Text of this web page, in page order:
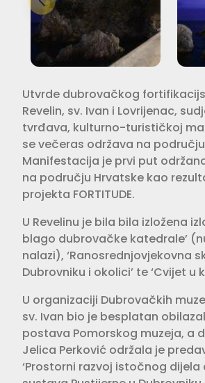
Utvrde dubrovačkog
Revelin, sv. Ivan i Lovrijenac,
tvrđava, kulturno-turističkoj
se večeras održava na
Manifestacija je prvi put
na području Hrvatske kao
projekta FORTITUDE.
U Revelinu je bila bila izložena
blago dubrovačke katedrale’
nalazi), ‘Ranosrednjovjekovna
Dubrovniku i okolici’ te ‘Cvijet u
U organizaciji Dubrovačkih
sv. Ivan bio je besplatan
postava Pomorskog muzeja, a
Jelica Perković održala je
‘Prostorni razvoj istočnog